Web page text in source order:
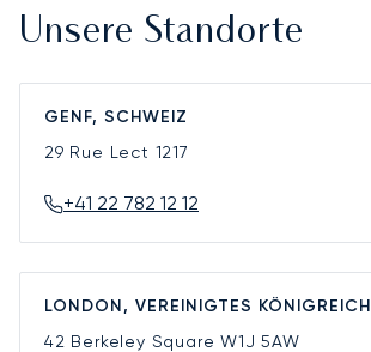
Unsere Standorte
GENF, SCHWEIZ
29 Rue Lect 1217
+41 22 782 12 12
LONDON, VEREINIGTES KÖNIGREICH
42 Berkeley SquareW1J 5AW